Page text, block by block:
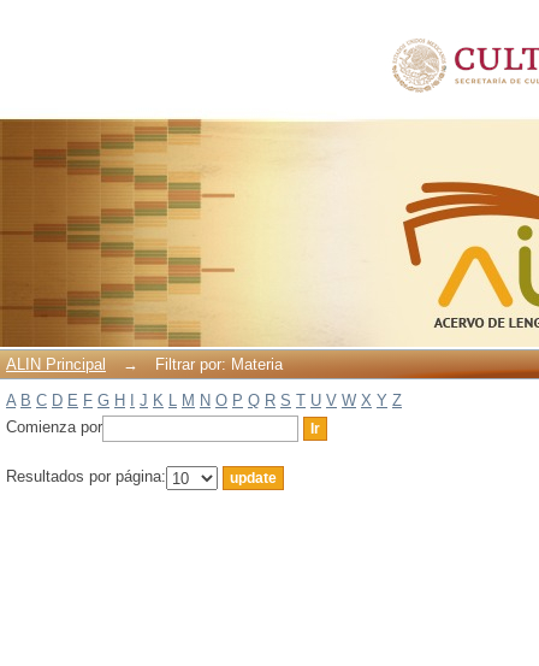
ALIN Principal →
Filtrar por: Materia
A B C D E F G H J K L M N O P Q R S T U V W X Y Z
Comienza por
Resultados por página: